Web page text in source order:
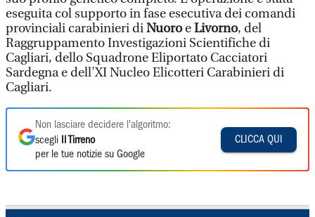
eseguita col supporto in fase esecutiva dei comandi
provinciali carabinieri diNuoroeLivorno, del
Raggruppamento Investigazioni Scientifiche di
Cagliari, dello Squadrone Eliportato Cacciatori
Sardegna e dell'XI Nucleo Elicotteri Carabinieri di
Cagliari.
Non lasciare decidere l'algoritmo:
scegli
Il Tirreno
per le tue notizie su Google
CLICCA QUI